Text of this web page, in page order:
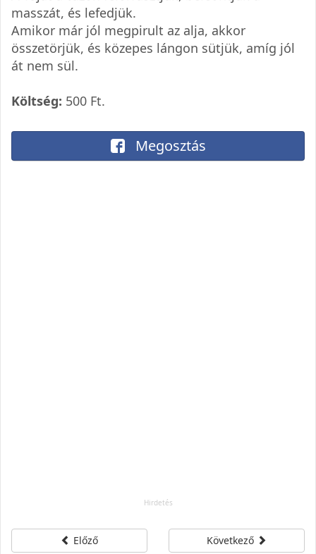
masszát, és lefedjük.
Amikor már jól megpirult az alja, akkor
összetörjük, és közepes lángon sütjük, amíg jól
át nem sül.
Költség: 500 Ft.
Megosztás
Előző Következő